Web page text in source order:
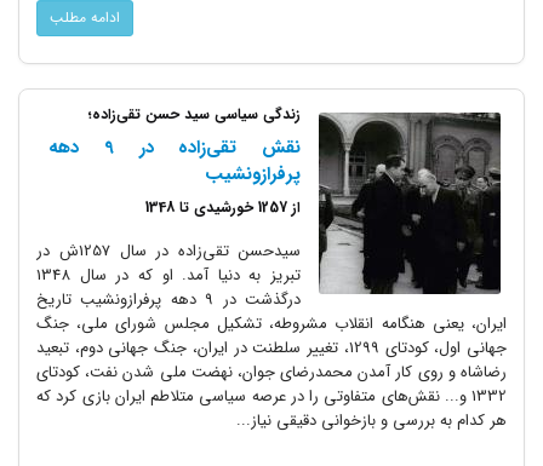
ادامه مطلب
زندگی سیاسی سید حسن تقی‌زاده؛
نقش تقی‌زاده در 9 دهه
پرفرازونشیب
سیدحسن تقی‌زاده در سال 1257ش در
تبریز به دنیا آمد. او که در سال 1348
درگذشت در 9 دهه پرفرازونشیب تاریخ
ایران، یعنی هنگامه انقلاب مشروطه، تشکیل مجلس شورای ملی، جنگ
جهانی اول، کودتای 1299، تغییر سلطنت در ایران، جنگ جهانی دوم، تبعید
رضاشاه و روی کار آمدن محمدرضای جوان، نهضت ملی شدن نفت، کودتای
1332 و... نقش‌های متفاوتی را در عرصه سیاسی متلاطم ایران بازی کرد که
هر کدام به بررسی و بازخوانی دقیقی نیاز...